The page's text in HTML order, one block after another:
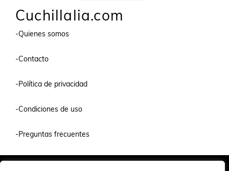
Cuchillalia.com
-Quienes somos
-Contacto
-Política de privacidad
-Condiciones de uso
-Preguntas frecuentes